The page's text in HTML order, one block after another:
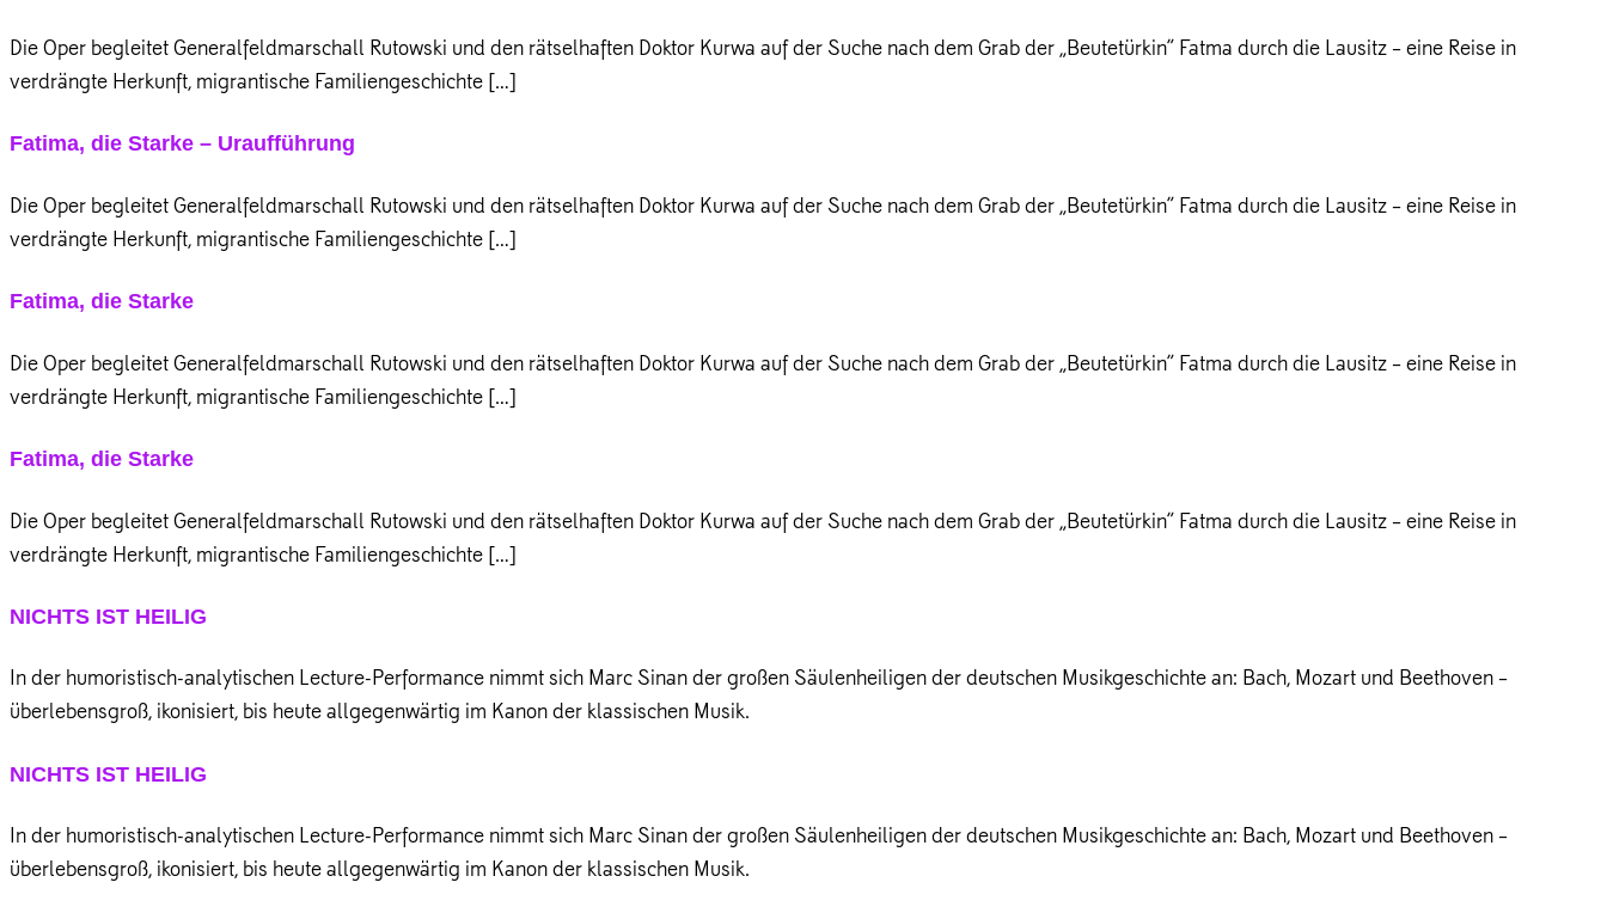
Die Oper begleitet Generalfeldmarschall Rutowski und den rätselhaften Doktor Kurwa auf der Suche nach dem Grab der „Beutetürkin“ Fatma durch die Lausitz – eine Reise in
verdrängte Herkunft, migrantische Familiengeschichte […]
Fatima, die Starke – Uraufführung
Die Oper begleitet Generalfeldmarschall Rutowski und den rätselhaften Doktor Kurwa auf der Suche nach dem Grab der „Beutetürkin“ Fatma durch die Lausitz – eine Reise in
verdrängte Herkunft, migrantische Familiengeschichte […]
Fatima, die Starke
Die Oper begleitet Generalfeldmarschall Rutowski und den rätselhaften Doktor Kurwa auf der Suche nach dem Grab der „Beutetürkin“ Fatma durch die Lausitz – eine Reise in
verdrängte Herkunft, migrantische Familiengeschichte […]
Fatima, die Starke
Die Oper begleitet Generalfeldmarschall Rutowski und den rätselhaften Doktor Kurwa auf der Suche nach dem Grab der „Beutetürkin“ Fatma durch die Lausitz – eine Reise in
verdrängte Herkunft, migrantische Familiengeschichte […]
NICHTS IST HEILIG
In der humoristisch-analytischen Lecture-Performance nimmt sich Marc Sinan der großen Säulenheiligen der deutschen Musikgeschichte an: Bach, Mozart und Beethoven –
überlebensgroß, ikonisiert, bis heute allgegenwärtig im Kanon der klassischen Musik.
NICHTS IST HEILIG
In der humoristisch-analytischen Lecture-Performance nimmt sich Marc Sinan der großen Säulenheiligen der deutschen Musikgeschichte an: Bach, Mozart und Beethoven –
überlebensgroß, ikonisiert, bis heute allgegenwärtig im Kanon der klassischen Musik.